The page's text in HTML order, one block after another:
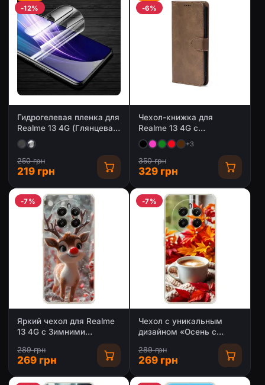
-12%
Гидрогелевая пленка для
Realme 13 4G (Глянцевая
/ Матовая)
250 грн
219 грн
-6%
Чехол-книжка для
Realme 13 4G с
магнитной застежкой
+3
350 грн
329 грн
-7%
Яркий чехол для Realme
13 4G с Зимними
289 грн
269 грн
-7%
Чехол с уникальным
дизайном «Осень с
кофе» для Realme 13 4G
289 грн
269 грн